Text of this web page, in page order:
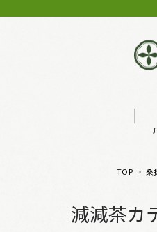
TOP 桑
減減茶カ